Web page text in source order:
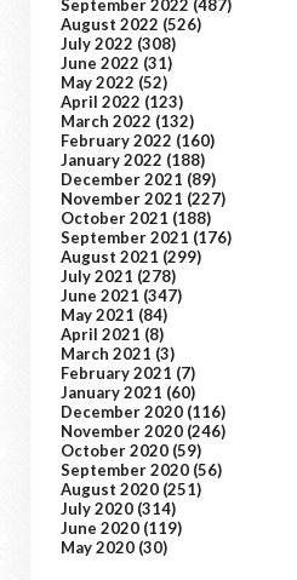
September 2022 (487)
August 2022 (526)
July 2022 (308)
June 2022 (31)
May 2022 (52)
April 2022 (123)
March 2022 (132)
February 2022 (160)
January 2022 (188)
December 2021 (89)
November 2021 (227)
October 2021 (188)
September 2021 (176)
August 2021 (299)
July 2021 (278)
June 2021 (347)
May 2021 (84)
April 2021 (8)
March 2021 (3)
February 2021 (7)
January 2021 (60)
December 2020 (116)
November 2020 (246)
October 2020 (59)
September 2020 (56)
August 2020 (251)
July 2020 (314)
June 2020 (119)
May 2020 (30)